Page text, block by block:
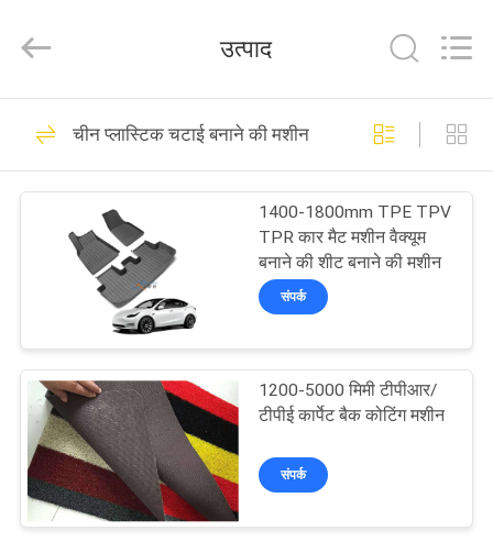
उत्पादों
वीडियो
बारे
फ़ैक्टरी
टूर
Ltd..
Reserved.
प्लास्टिक चटाई बनाने की
मशीन
18
प्लास्टिक शीट बनाने की
मशीन
28
उत्पाद
चीन प्लास्टिक चटाई बनाने की मशीन
1400-1800mm TPE TPV
TPR कार मैट मशीन वैक्यूम
बनाने की शीट बनाने की मशीन
संपर्क
1200-5000 मिमी टीपीआर/
टीपीई कार्पेट बैक कोटिंग मशीन
संपर्क